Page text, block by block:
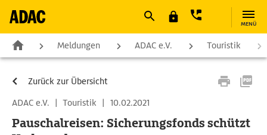
MENÜ
Meldungen ADAC e.V. Touristik
Zurück zur Übersicht
ADAC e.V.
| Touristik | 10.02.2021
Pauschalreisen: Sicherungsfonds schützt